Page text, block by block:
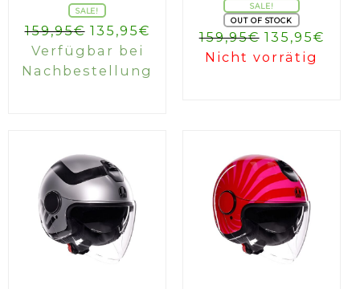
SALE!
159,95€ Ursprünglicher
Preis
war:
135,95€ Aktueller
ist:
Verfügbar bei
Nachbestellung
SALE!
OUT OF STOCK
159,95€
Preis
135,95€
Nicht vorrätig